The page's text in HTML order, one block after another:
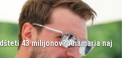
43 milijonov? Anamaria naj